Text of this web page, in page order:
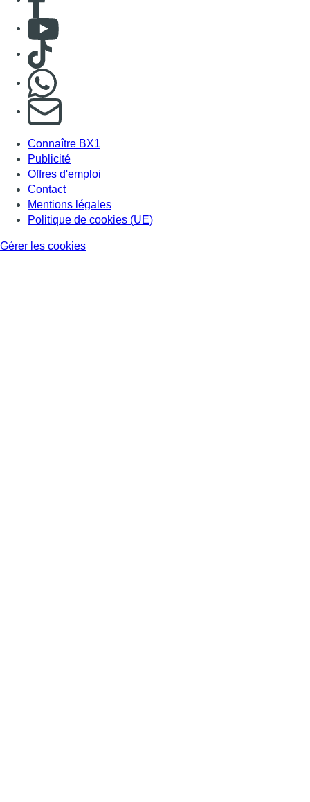
Consulter Youtube
Consulter TikTok
S'abonner à notre newsletter
Connaître BX1
Publicité
Offres d'emploi
Contact
Mentions légales
Politique de cookies (UE)
Gérer les cookies